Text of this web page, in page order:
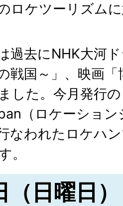
ロケツーリズム
過去にNHK大河
戦国～」、映画
した。今月発行
（ロケーショ
なわれたロケハ
。
（日曜日